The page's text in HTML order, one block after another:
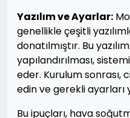
Yazılım ve Ayarlar:
genellikle çeşitli
donatılmıştır. Bu
yapılandırılması,
eder. Kurulum sonrası,
edin ve gerekli ayarları
Bu ipuçları, hava